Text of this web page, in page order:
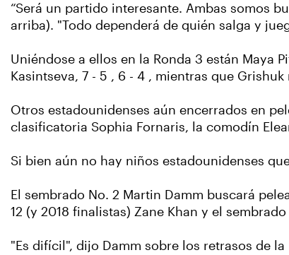
“Será un partido interesante. Ambas somos
arriba). "Todo dependerá de quién salga y
Uniéndose a ellos en la Ronda 3 están Maya
Kasintseva, 7 - 5 , 6 - 4 , mientras que
Otros estadounidenses aún encerrados en
clasificatoria Sophia Fornaris, la comodín
Si bien aún no hay niños estadounidenses
El sembrado No. 2 Martin Damm buscará
12 (y 2018 finalistas) Zane Khan y el
"Es difícil", dijo Damm sobre los retrasos de